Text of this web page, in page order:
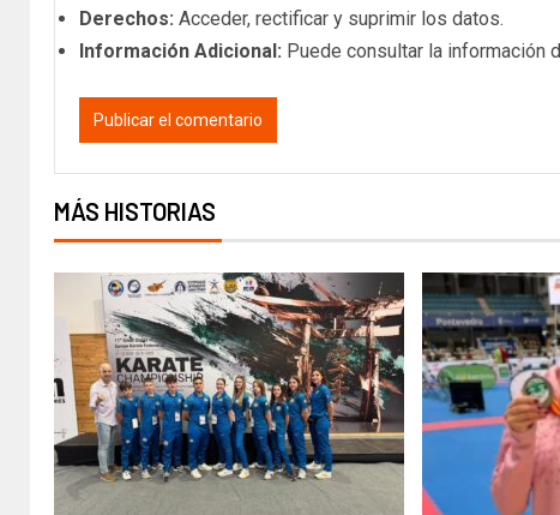
Derechos: Acceder, rectificar y suprimir los datos.
Información Adicional: Puede consultar la información
MÁS HISTORIAS